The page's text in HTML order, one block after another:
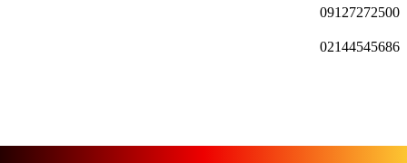
09127272500
02144545686